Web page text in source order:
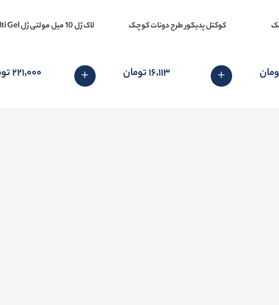
کوکتل پدیکور طرح دونات کوچک
16٬113 تومان
لاک ژل 10 میل مولتی ژل Multi Gel
221٬000 تومان